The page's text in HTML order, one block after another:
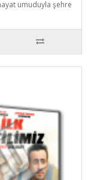
umuduyla şehre